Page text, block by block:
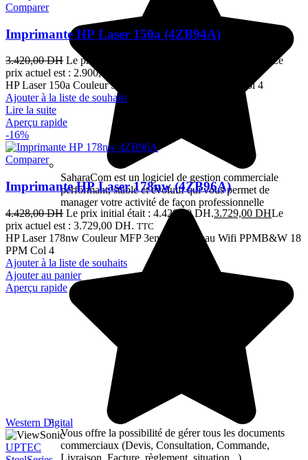
SaharaCom est un logiciel de gestion commerciale
performant, stable et évolutif qui vous permet de
manager votre activité de façon professionnelle
Vous offre la possibilité de gérer tous les documents
commerciaux (Devis, Consultation, Commande,
Livraison, Facture, règlement, situation...)
Comparer
Imprimante HP Laser 150a (4ZB94A)
3.420,00DH Le prix initial était : 3.420,00 DH.
Le
prix actuel est : 2.900,00 DH.
HP Laser 150a Couleur SFP A4 PPM B&W 18 PPM Col 4
Ajouter à la liste de souhaits
Lire la suite
Aperçu rapide
-16%
Comparer
Imprimante HP Laser 178nw (4ZB96A)
4.428,00DH Le prix initial était : 4.428,00 DH.3.729,00 DHLe
prix actuel est : 3.729,00 DH. TTC
HP Laser 178nw Couleur MFP 3en1 A4 Réseau Wifi PPMB&W 18
PPM Col 4
Ajouter à la liste de souhaits
Ajouter au panier
Aperçu rapide
Western Digital
UPTEC